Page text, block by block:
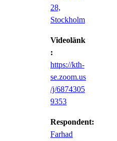
28,
Stockholm
Videolänk
:
https://kth-
se.zoom.us
/j/6874305
9353
Respondent:
Farhad